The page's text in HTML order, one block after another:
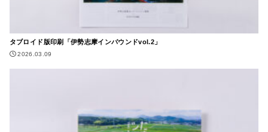
タブロイド版印刷「伊勢志摩インバウンドvol.2」
2026.03.09